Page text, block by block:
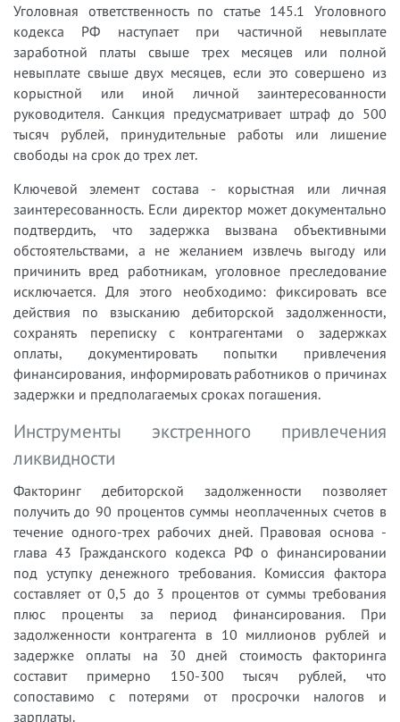
Уголовная ответственность по статье 145.1 Уголовного
кодекса РФ наступает при частичной невыплате
заработной платы свыше трех месяцев или полной
невыплате свыше двух месяцев, если это совершено из
корыстной или иной личной заинтересованности
руководителя. Санкция предусматривает штраф до 500
тысяч рублей, принудительные работы или лишение
свободы на срок до трех лет.
Ключевой элемент состава - корыстная или личная
заинтересованность. Если директор может документально
подтвердить, что задержка вызвана объективными
обстоятельствами, а не желанием извлечь выгоду или
причинить вред работникам, уголовное преследование
исключается. Для этого необходимо: фиксировать все
действия по взысканию дебиторской задолженности,
сохранять переписку с контрагентами о задержках
оплаты, документировать попытки привлечения
финансирования, информировать работников о причинах
задержки и предполагаемых сроках погашения.
Инструменты экстренного привлечения
ликвидности
Факторинг дебиторской задолженности позволяет
получить до 90 процентов суммы неоплаченных счетов в
течение одного-трех рабочих дней. Правовая основа -
глава 43 Гражданского кодекса РФ о финансировании
под уступку денежного требования. Комиссия фактора
составляет от 0,5 до 3 процентов от суммы требования
плюс проценты за период финансирования. При
задолженности контрагента в 10 миллионов рублей и
задержке оплаты на 30 дней стоимость факторинга
составит примерно 150-300 тысяч рублей, что
сопоставимо с потерями от просрочки налогов и
зарплаты.